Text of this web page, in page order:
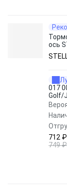
ось
017
Golf/
712 ₽
749 ₽